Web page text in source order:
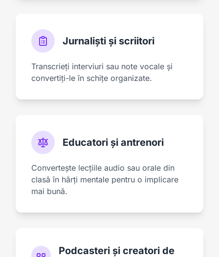
Jurnaliști și scriitori
Transcrieți interviuri sau note vocale și
convertiți-le în schițe organizate.
Educatori și antrenori
Convertește lecțiile audio sau orale din
clasă în hărți mentale pentru o implicare
mai bună.
Podcasteri și creatori de